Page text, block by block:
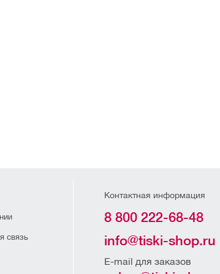
связь
Контактная информация
8 800 222-68-48
info@tiski-shop.ru
E-mail для заказов